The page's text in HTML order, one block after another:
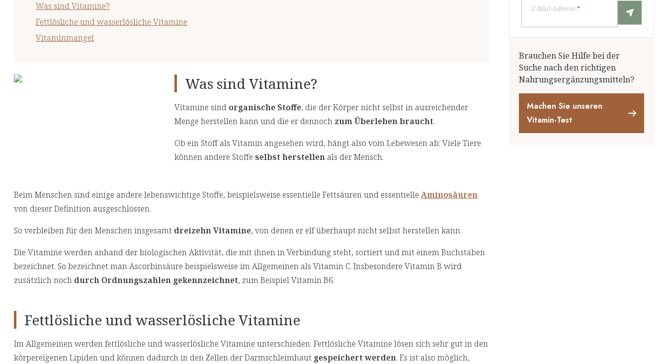
Was sind Vitamine?
Fettlösliche und wasserlösliche Vitamine
Vitaminmangel
Was sind Vitamine?
Vitamine sind organische Stoffe, die der Körper nicht selbst in ausreichender
Menge herstellen kann und die er dennoch zum Überleben braucht.
Ob ein Stoff als Vitamin angesehen wird, hängt also vom Lebewesen ab: Viele Tiere
können andere Stoffe selbst herstellenals der Mensch.
Beim Menschen sind einige andere lebenswichtige Stoffe, beispielsweise essentielle Fettsäuren und essentielle Aminosäuren
von dieser Definition ausgeschlossen.
So verbleiben für den Menschen insgesamt dreizehn Vitamine, von denen er elf überhaupt nicht selbst herstellen kann.
Die Vitamine werden anhand der biologischen Aktivität, die mit ihnen in Verbindung steht, sortiert und mit einem Buchstaben
bezeichnet. So bezeichnet man Ascorbinsäure beispielsweise im Allgemeinen als Vitamin C. Insbesondere Vitamin B wird
zusätzlich noch durch Ordnungszahlen gekennzeichnet, zum Beispiel Vitamin B6.
Fettlösliche und wasserlösliche Vitamine
Im Allgemeinen werden fettlösliche und wasserlösliche Vitamine unterschieden. Fettlösliche Vitamine lösen sich sehr gut in den
körpereigenen Lipiden und können dadurch in den Zellen der Darmschleimhaut gespeichert werden. Es ist also möglich,
E-Mail-Adresse*
Brauchen Sie Hilfe bei der
Suche nach den richtigen
Nahrungsergänzungsmitteln?
Machen Sie unseren
Vitamin-Test